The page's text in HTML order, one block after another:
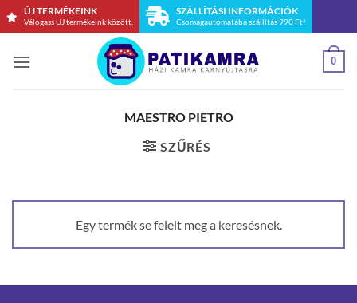
Skip
ÚJ TERMÉKEINK
Válogass ÚJ termékeink között.
SZÁLLÍTÁSI INFORMÁCIÓK
Csomagautomatába szállítás 990 Ft*
0
MAESTRO PIETRO
SZŰRÉS
Egy termék se felelt meg a keresésnek.